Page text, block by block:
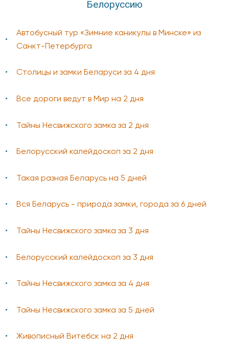
Белоруссию
Автобусный тур «Зимние каникулы в Минске» из
Санкт-Петербурга
Столицы и замки Беларуси за 4 дня
Все дороги ведут в Мир на 2 дня
Тайны Несвижского замка за 2 дня
Белорусский калейдоскоп за 2 дня
Такая разная Беларусь на 5 дней
Вся Беларусь - природа замки, города за 6 дней
Тайны Несвижского замка за 3 дня
Белорусский калейдоскоп за 3 дня
Тайны Несвижского замка за 4 дня
Тайны Несвижского замка за 5 дней
Живописный Витебск на 2 дня